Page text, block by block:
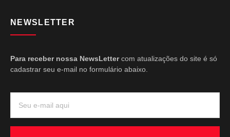
NEWSLETTER
Para receber nossa NewsLettercom atualizações do site é só
cadastrar seu e-mail no formulário abaixo.